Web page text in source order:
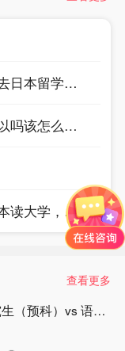
在国内高一没读完就退学了还可以去日本留学吗？
现读国内高二想现在去日本留学可以吗该怎么申请
我高中是在韩国念的，大学想去日本读大学，为了方便学日语去了职高，因为忙于学日语，没有时间学习，学校的课，导致我的成绩都不合格，我听说日本好院校，比如早庆这种，如果是职高和高中3年成绩不好会影响报考，请问各位前辈是真的吗？
查看更多
日本读研路径选择｜研究生（预科）vs 语言学校，哪条路更适合你？ | 前程日本留学